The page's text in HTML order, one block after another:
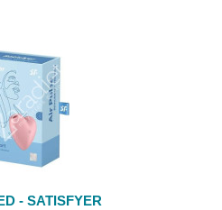
- SATISFYER